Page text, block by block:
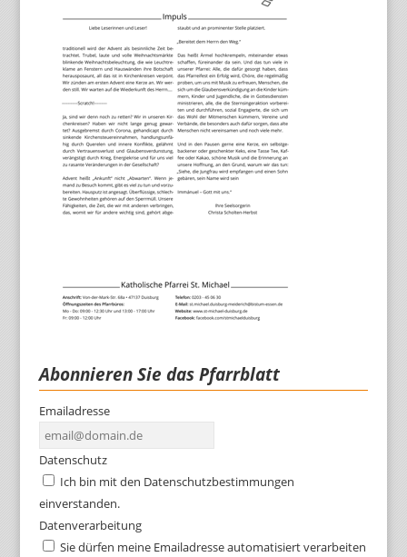
Abonnieren Sie das Pfarrblatt
Emailadresse
Datenschutz
Ich bin mit den Datenschutzbestimmungen
einverstanden.
Datenverarbeitung
Sie dürfen meine Emailadresse automatisiert verarbeiten